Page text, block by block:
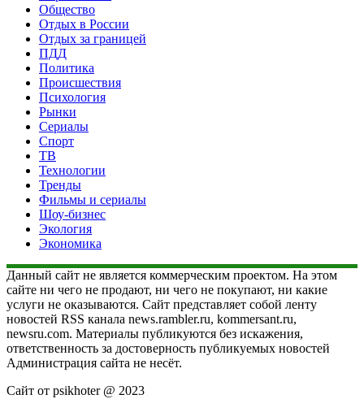
Общество
Отдых в России
Отдых за границей
ПДД
Политика
Происшествия
Психология
Рынки
Сериалы
Спорт
ТВ
Технологии
Тренды
Фильмы и сериалы
Шоу-бизнес
Экология
Экономика
Данный сайт не является коммерческим проектом. На этом
сайте ни чего не продают, ни чего не покупают, ни какие
услуги не оказываются. Сайт представляет собой ленту
новостей RSS канала news.rambler.ru, kommersant.ru,
newsru.com. Материалы публикуются без искажения,
ответственность за достоверность публикуемых новостей
Администрация сайта не несёт.
Сайт от psikhoter @ 2023